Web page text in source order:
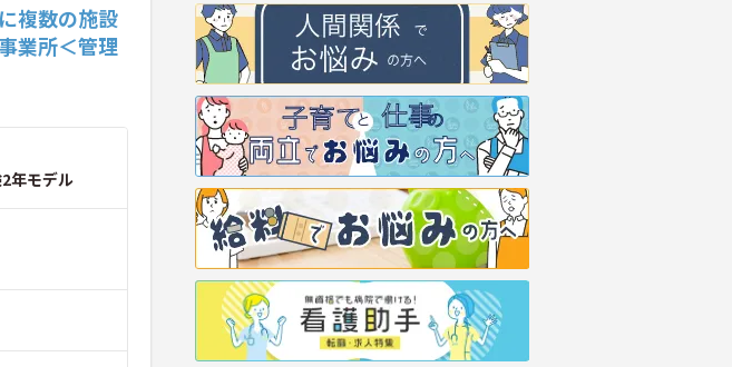
複数の施設
業所＜管理
年モデル